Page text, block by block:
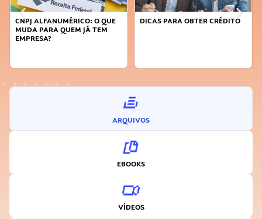
CNPJ ALFANUMÉRICO: O QUE
MUDA PARA QUEM JÁ TEM
EMPRESA?
DICAS PARA OBTER CRÉDITO
ARQUIVOS
EBOOKS
VÍDEOS